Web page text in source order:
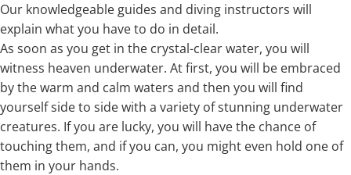
Our knowledgeable guides and diving instructors will
explain what you have to do in detail.
As soon as you get in the crystal-clear water, you will
witness heaven underwater. At first, you will be embraced
by the warm and calm waters and then you will find
yourself side to side with a variety of stunning underwater
creatures. If you are lucky, you will have the chance of
touching them, and if you can, you might even hold one of
them in your hands.